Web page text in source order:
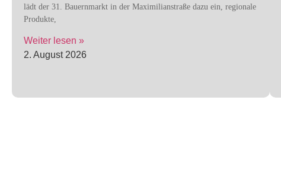
lädt der 31. Bauernmarkt in der Maximilianstraße dazu ein, regionale
Produkte,
Weiter lesen »
2. August 2026